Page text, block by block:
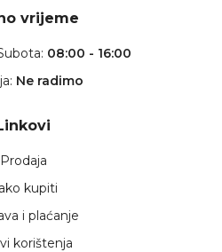
vrijeme
08:00 - 16:00
Ne radimo
Prodaja
kupiti
i plaćanje
korištenja